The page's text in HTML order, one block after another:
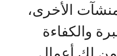
الأخرى،
والكفاءة
لك أعمال